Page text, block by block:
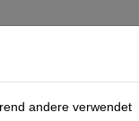
andere verwendet